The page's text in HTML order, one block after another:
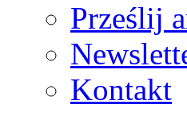
Prześlij
Kontakt